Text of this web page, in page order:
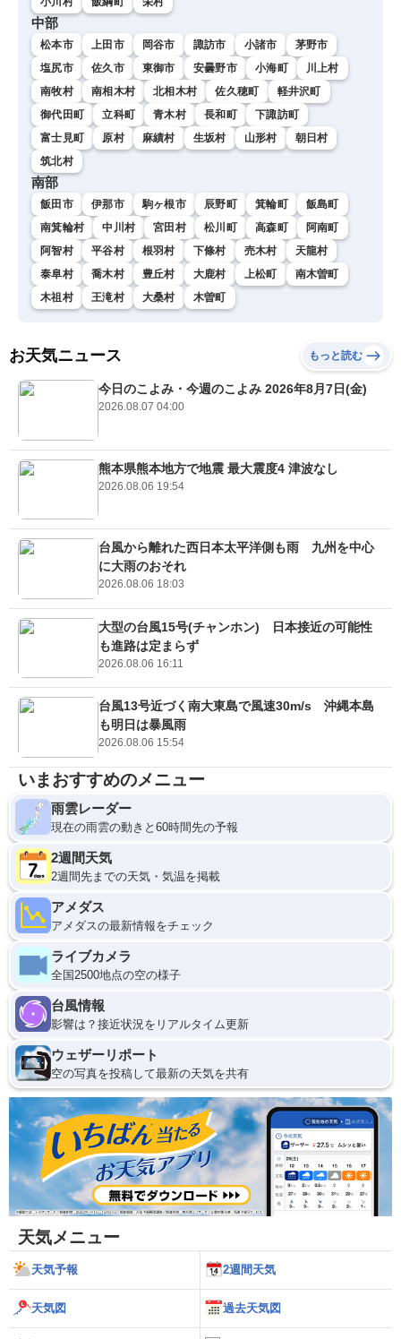
中部
松本市 上田市 岡谷市 諏訪市 小諸市
茅野市
塩尻市
佐久市 東御市 安曇野市 小海町
川上村
南牧村
南相木村 北相木村 佐久穂町
軽井沢町
御代田町
立科町 青木村 長和町
下諏訪町
富士見町
原村 麻績村 生坂村 山形村
朝日村
筑北村
南部
飯田市 伊那市 駒ヶ根市 辰野町 箕輪町
飯島町
南箕輪村
中川村 宮田村 松川町 高森町
阿南町
阿智村
平谷村 根羽村 下條村 売木村
天龍村
泰阜村
喬木村 豊丘村 大鹿村 上松町
南木曽町
木祖村
王滝村 大桑村 木曽町
お天気ニュース もっと読む
今日のこよみ・今週のこよみ 2026年8月7日(金)
2026.08.07 04:00
熊本県熊本地方で地震 最大震度4 津波なし
2026.08.06 19:54
台風から離れた西日本太平洋側も雨 九州を中心
に大雨のおそれ
2026.08.06 18:03
大型の台風15号(チャンホン) 日本接近の可能性
も進路は定まらず
2026.08.06 16:11
台風13号近づく南大東島で風速30m/s 沖縄本島
も明日は暴風雨
2026.08.06 15:54
いまおすすめのメニュー
雨雲レーダー
現在の雨雲の動きと60時間先の予報
2週間天気
2週間先までの天気・気温を掲載
アメダス
アメダスの最新情報をチェック
ライブカメラ
全国2500地点の空の様子
台風情報
影響は？接近状況をリアルタイム更新
ウェザーリポート
空の写真を投稿して最新の天気を共有
天気メニュー
天気予報 2週間天気
天気図 過去天気図